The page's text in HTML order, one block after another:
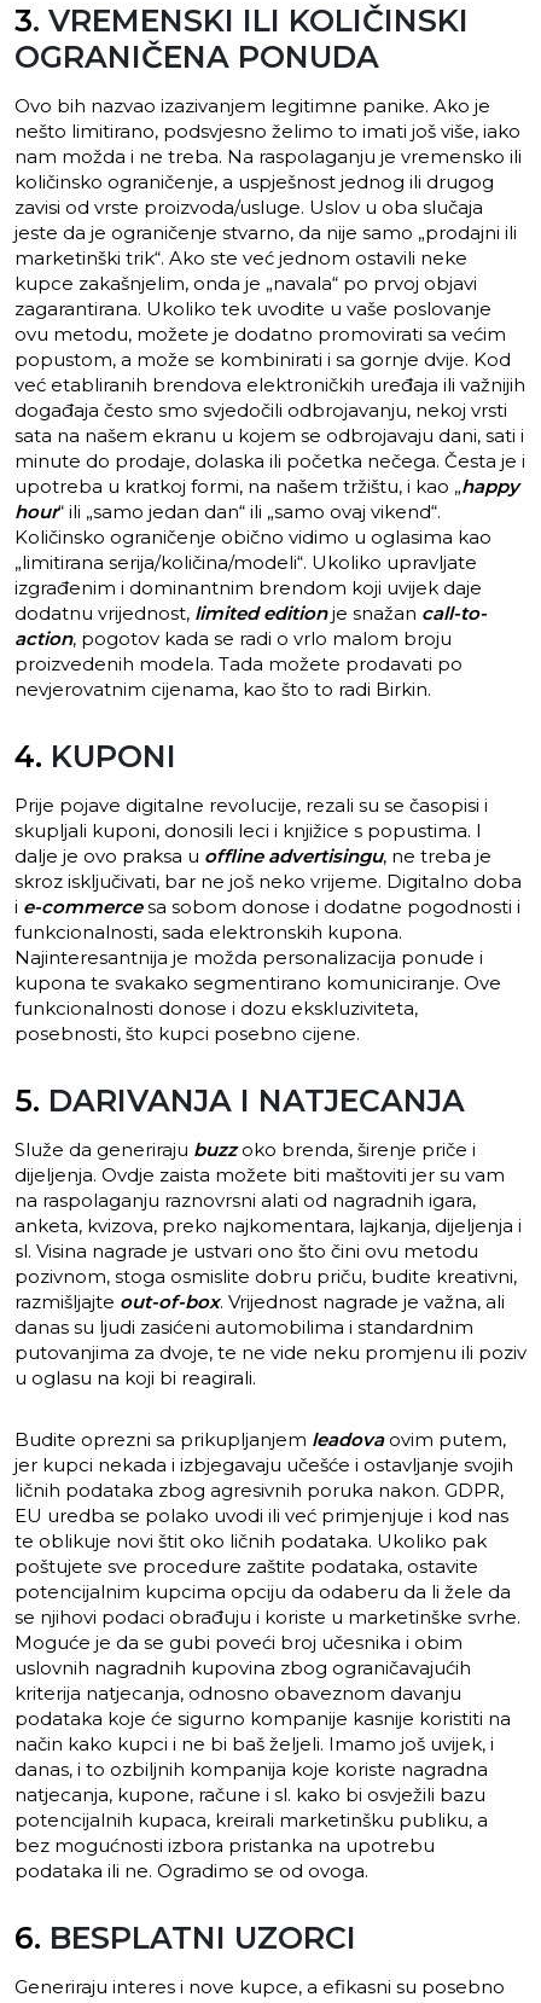
3. VREMENSKI ILI KOLIČINSKI
OGRANIČENA PONUDA
Ovo bih nazvao izazivanjem legitimne panike. Ako je
nešto limitirano, podsvjesno želimo to imati još više, iako
nam možda i ne treba. Na raspolaganju je vremensko ili
količinsko ograničenje, a uspješnost jednog ili drugog
zavisi od vrste proizvoda/usluge. Uslov u oba slučaja
jeste da je ograničenje stvarno, da nije samo „prodajni ili
marketinški trik“. Ako ste već jednom ostavili neke
kupce zakašnjelim, onda je „navala“ po prvoj objavi
zagarantirana. Ukoliko tek uvodite u vaše poslovanje
ovu metodu, možete je dodatno promovirati sa većim
popustom, a može se kombinirati i sa gornje dvije. Kod
već etabliranih brendova elektroničkih uređaja ili važnijih
događaja često smo svjedočili odbrojavanju, nekoj vrsti
sata na našem ekranu u kojem se odbrojavaju dani, sati i
minute do prodaje, dolaska ili početka nečega. Česta je i
upotreba u kratkoj formi, na našem tržištu, i kao „happy
hour“ ili „samo jedan dan“ ili „samo ovaj vikend“.
Količinsko ograničenje obično vidimo u oglasima kao
„limitirana serija/količina/modeli“. Ukoliko upravljate
izgrađenim i dominantnim brendom koji uvijek daje
dodatnu vrijednost, limited editionje snažan call-to-
action, pogotov kada se radi o vrlo malom broju
proizvedenih modela. Tada možete prodavati po
nevjerovatnim cijenama, kao što to radi Birkin.
4. KUPONI
Prije pojave digitalne revolucije, rezali su se časopisi i
skupljali kuponi, donosili leci i knjižice s popustima. I
dalje je ovo praksa u offline advertisingu, ne treba je
skroz isključivati, bar ne još neko vrijeme. Digitalno doba
i e-commercesa sobom donose i dodatne pogodnosti i
funkcionalnosti, sada elektronskih kupona.
Najinteresantnija je možda personalizacija ponude i
kupona te svakako segmentirano komuniciranje. Ove
funkcionalnosti donose i dozu ekskluziviteta,
posebnosti, što kupci posebno cijene.
5. DARIVANJA I NATJECANJA
Služe da generiraju buzzoko brenda, širenje priče i
dijeljenja. Ovdje zaista možete biti maštoviti jer su vam
na raspolaganju raznovrsni alati od nagradnih igara,
anketa, kvizova, preko najkomentara, lajkanja, dijeljenja i
sl. Visina nagrade je ustvari ono što čini ovu metodu
pozivnom, stoga osmislite dobru priču, budite kreativni,
razmišljajte out-of-box. Vrijednost nagrade je važna, ali
danas su ljudi zasićeni automobilima i standardnim
putovanjima za dvoje, te ne vide neku promjenu ili poziv
u oglasu na koji bi reagirali.
Budite oprezni sa prikupljanjem leadovaovim putem,
jer kupci nekada i izbjegavaju učešće i ostavljanje svojih
ličnih podataka zbog agresivnih poruka nakon. GDPR,
EU uredba se polako uvodi ili već primjenjuje i kod nas
te oblikuje novi štit oko ličnih podataka. Ukoliko pak
poštujete sve procedure zaštite podataka, ostavite
potencijalnim kupcima opciju da odaberu da li žele da
se njihovi podaci obrađuju i koriste u marketinške svrhe.
Moguće je da se gubi poveći broj učesnika i obim
uslovnih nagradnih kupovina zbog ograničavajućih
kriterija natjecanja, odnosno obaveznom davanju
podataka koje će sigurno kompanije kasnije koristiti na
način kako kupci i ne bi baš željeli. Imamo još uvijek, i
danas, i to ozbiljnih kompanija koje koriste nagradna
natjecanja, kupone, račune i sl. kako bi osvježili bazu
potencijalnih kupaca, kreirali marketinšku publiku, a
bez mogućnosti izbora pristanka na upotrebu
podataka ili ne. Ogradimo se od ovoga.
6. BESPLATNI UZORCI
Generiraju interes i nove kupce, a efikasni su posebno